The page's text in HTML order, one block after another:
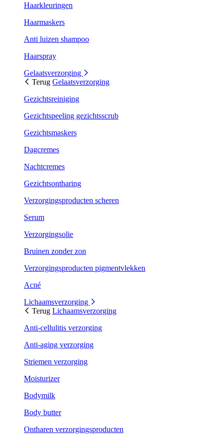
Haarkleuringen
Haarmaskers
Anti luizen shampoo
Haarspray
Gelaatsverzorging
Terug Gelaatsverzorging
Gezichtsreiniging
Gezichtspeeling gezichtsscrub
Gezichtsmaskers
Dagcremes
Nachtcremes
Gezichtsontharing
Verzorgingsproducten scheren
Serum
Verzorgingsolie
Bruinen zonder zon
Verzorgingsproducten pigmentvlekken
Acné
Lichaamsverzorging
Terug Lichaamsverzorging
Anti-cellulitis verzorging
Anti-aging verzorging
Striemen verzorging
Moisturizer
Bodymilk
Body butter
Ontharen verzorgingsproducten